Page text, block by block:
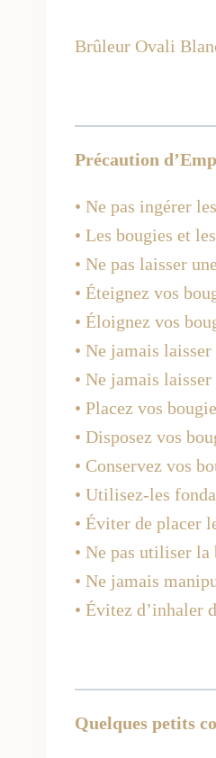
Brûleur Ovali
Précaution
• Ne pas ingérer
• Les bougies et
• Ne pas laisser
• Éteignez vos
• Éloignez vos
• Ne jamais
• Ne jamais
• Placez vos
• Disposez vos
• Conservez vos
• Utilisez-les
• Éviter de placer
• Ne pas utiliser
• Ne jamais
• Évitez d’inhaler
Quelques petits